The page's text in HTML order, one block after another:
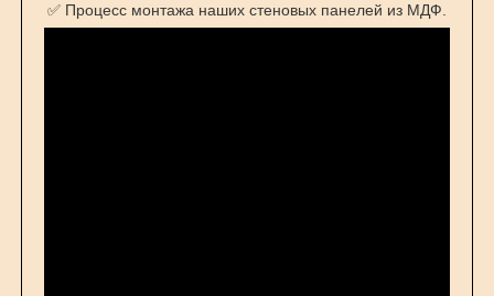
✅ Процесс монтажа наших стеновых панелей из МДФ.